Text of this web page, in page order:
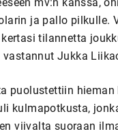
ja pallo pilkulle.
tilannetta
vastannut Jukka
puolustettiin hieman
kulmapotkusta,
viivalta suoraan